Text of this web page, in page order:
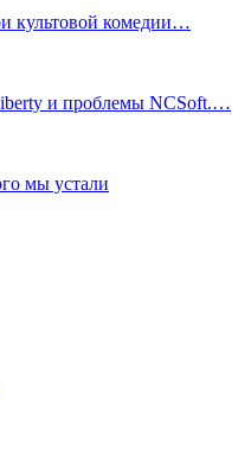
культовой комедии…
и проблемы NCSoft.…
мы устали